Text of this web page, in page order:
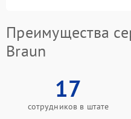
Преимущества
Braun
17
сотрудников в штате